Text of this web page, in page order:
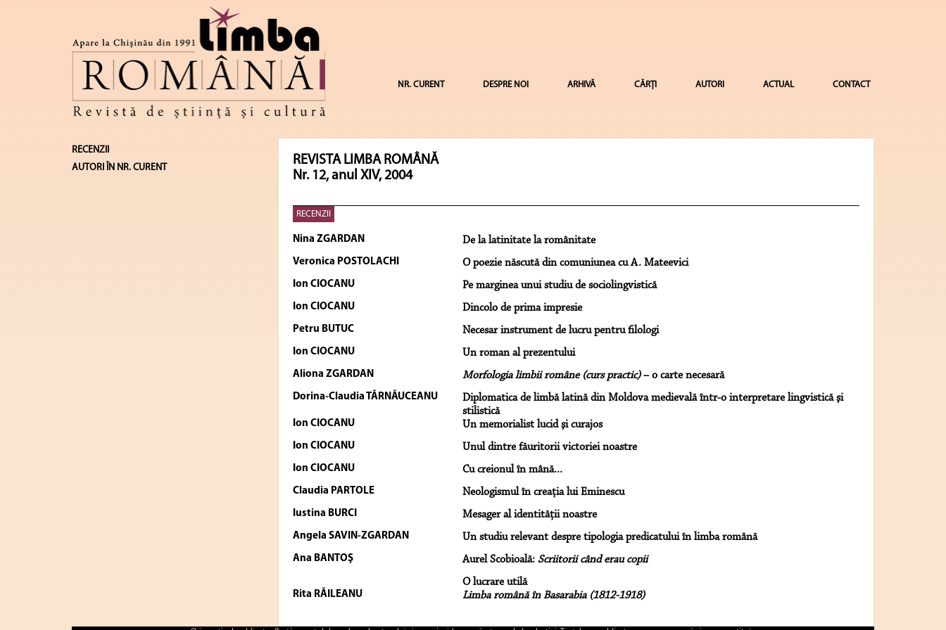
NR. CURENT DESPRE NOI ARHIVĂ CĂRȚI AUTORI ACTUAL CONTACT
RECENZII
AUTORI ÎN NR. CURENT
REVISTA LIMBA ROMÂNĂ
Nr. 12, anul XIV, 2004
RECENZII
Nina ZGARDAN De la latinitate la românitate
Veronica POSTOLACHI O poezie născută din comuniunea cu A. Mateevici
Ion CIOCANU Pe marginea unui studiu de sociolingvistică
Ion CIOCANU Dincolo de prima impresie
Petru BUTUC Necesar instrument de lucru pentru filologi
Ion CIOCANU Un roman al prezentului
Aliona ZGARDAN Morfologia limbii române (curs practic)– o carte necesară
Dorina-Claudia TĂRNĂUCEANU
Diplomatica de limbă latină din Moldova medievală într-o interpretare lingvistică şi
stilistică
Ion CIOCANU Un memorialist lucid şi curajos
Ion CIOCANU Unul dintre făuritorii victoriei noastre
Ion CIOCANU Cu creionul în mână...
Claudia PARTOLE Neologismul în creaţia lui Eminescu
Iustina BURCI Mesager al identităţii noastre
Angela SAVIN-ZGARDAN Un studiu relevant despre tipologia predicatului în limba română
Ana BANTOŞ Aurel Scobioală: Scriitorii când erau copii
O lucrare utilă
Rita RĂILEANU Limba română în Basarabia (1812-1918)